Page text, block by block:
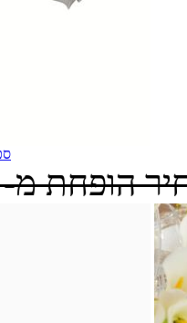
הופחת